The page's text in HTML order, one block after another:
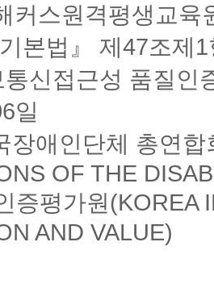
커스원격평생교육
기본법』 제47조
신접근성 품질인
일
장애인단체 총연
OF THE
증평가원(KOREA
AND VALUE)